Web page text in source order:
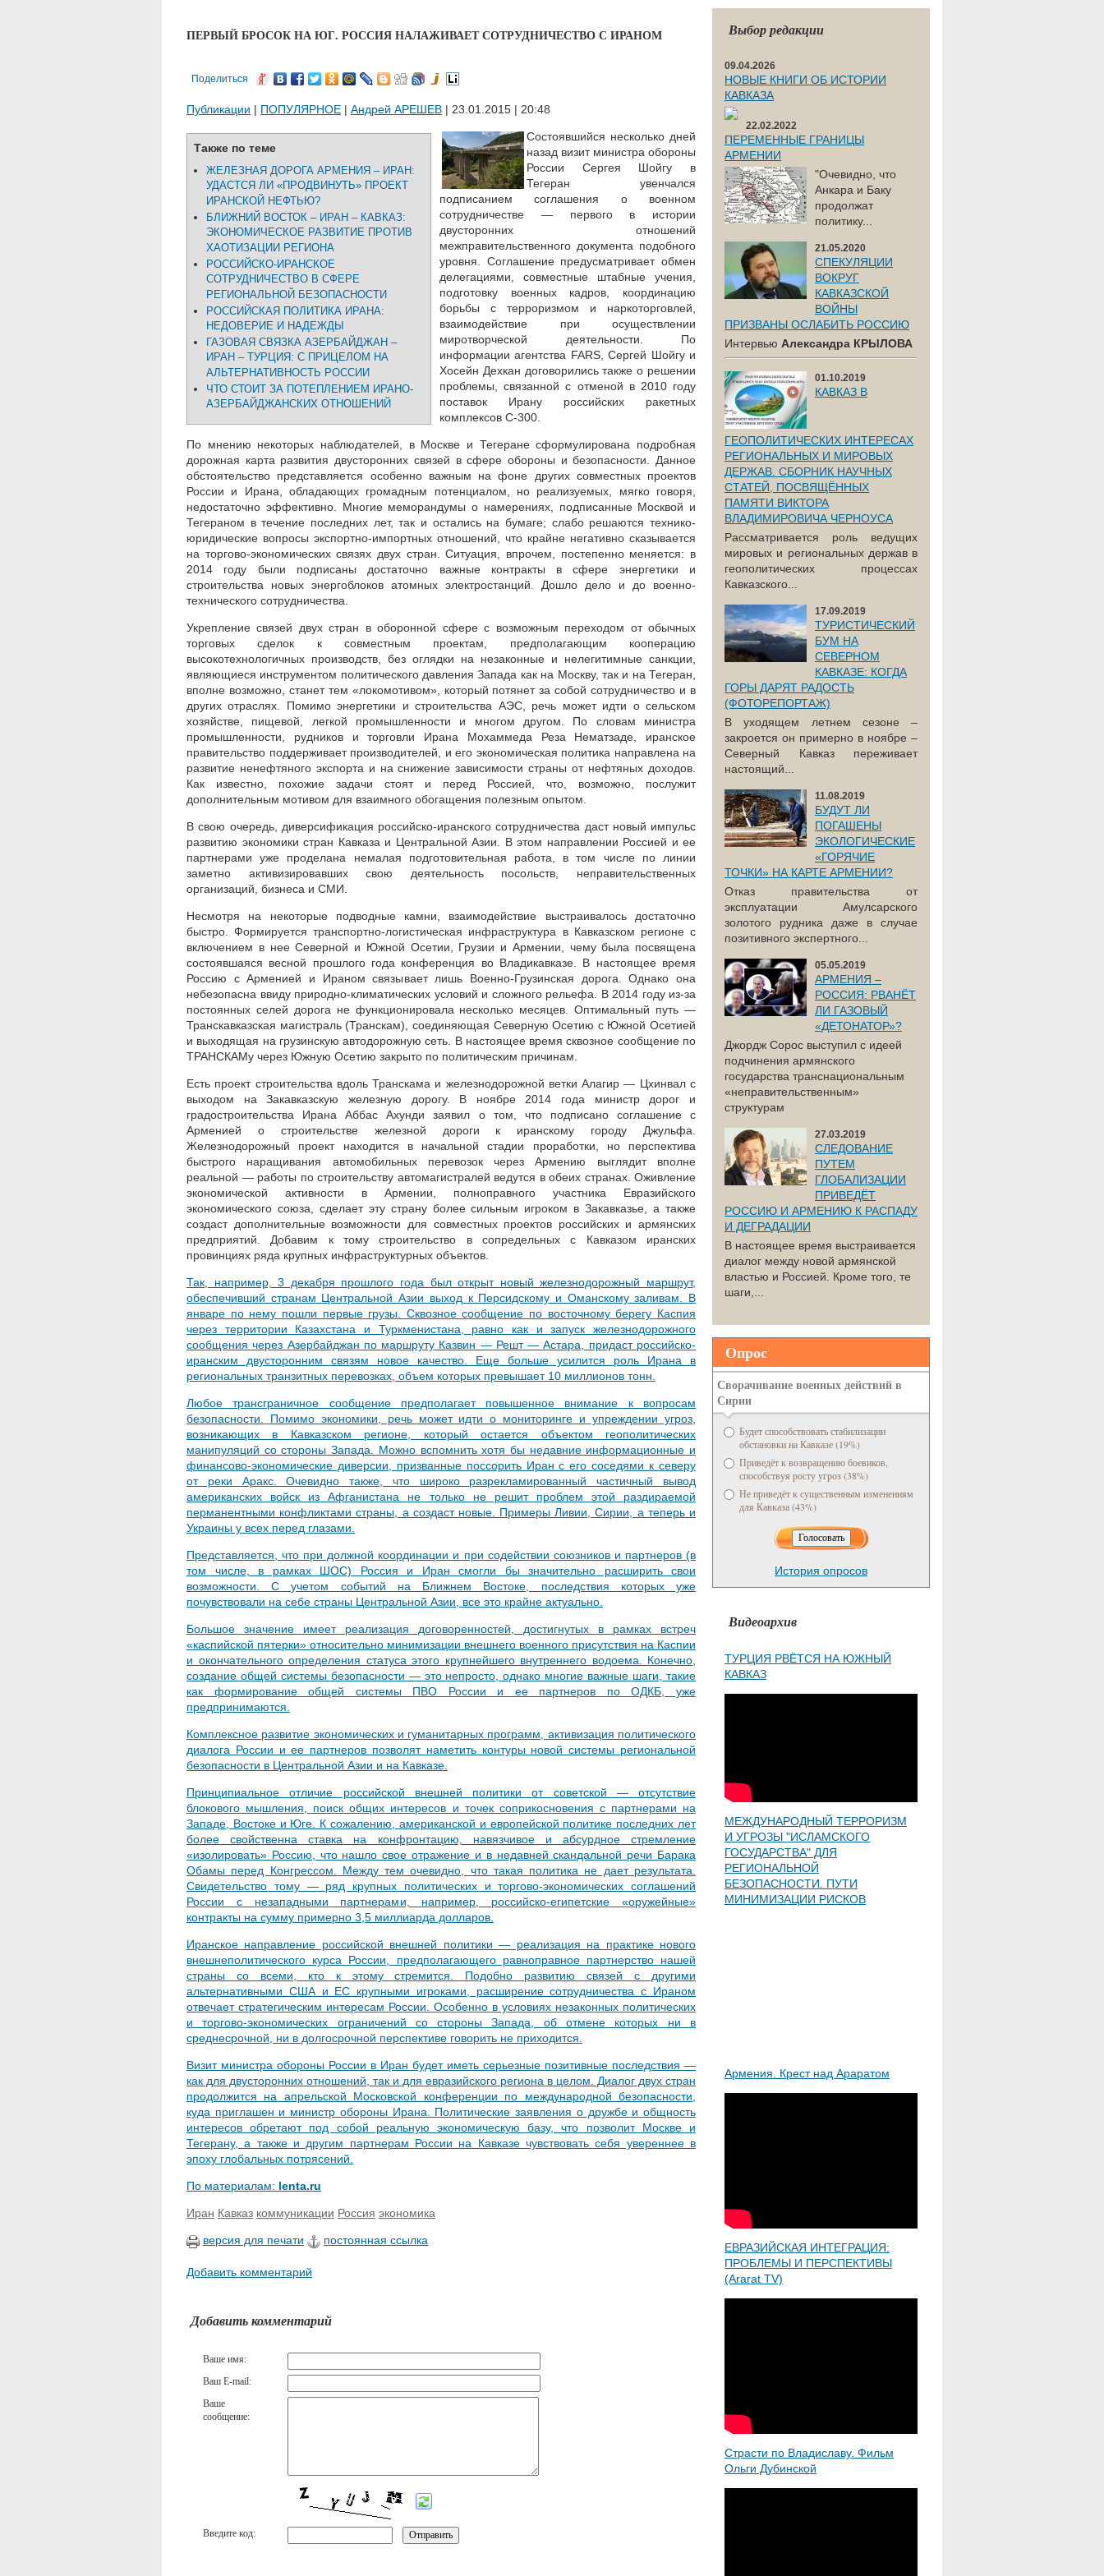
ПЕРВЫЙ БРОСОК НА ЮГ. РОССИЯ НАЛАЖИВАЕТ СОТРУДНИЧЕСТВО С ИРАНОМ
Поделиться
Публикации | ПОПУЛЯРНОЕ | Андрей АРЕШЕВ | 23.01.2015 | 20:48
Также по теме
ЖЕЛЕЗНАЯ ДОРОГА АРМЕНИЯ – ИРАН:
УДАСТСЯ ЛИ «ПРОДВИНУТЬ» ПРОЕКТ
ИРАНСКОЙ НЕФТЬЮ?
БЛИЖНИЙ ВОСТОК – ИРАН – КАВКАЗ:
ЭКОНОМИЧЕСКОЕ РАЗВИТИЕ ПРОТИВ
ХАОТИЗАЦИИ РЕГИОНА
РОССИЙСКО-ИРАНСКОЕ
СОТРУДНИЧЕСТВО В СФЕРЕ
РЕГИОНАЛЬНОЙ БЕЗОПАСНОСТИ
РОССИЙСКАЯ ПОЛИТИКА ИРАНА:
НЕДОВЕРИЕ И НАДЕЖДЫ
ГАЗОВАЯ СВЯЗКА АЗЕРБАЙДЖАН –
ИРАН – ТУРЦИЯ: С ПРИЦЕЛОМ НА
АЛЬТЕРНАТИВНОСТЬ РОССИИ
ЧТО СТОИТ ЗА ПОТЕПЛЕНИЕМ ИРАНО-
АЗЕРБАЙДЖАНСКИХ ОТНОШЕНИЙ
Состоявшийся несколько дней
назад визит министра обороны
России Сергея Шойгу в
Тегеран увенчался
подписанием соглашения о военном
сотрудничестве — первого в истории
двусторонних отношений
межправительственного документа подобного
уровня. Соглашение предусматривает обмен
делегациями, совместные штабные учения,
подготовку военных кадров, координацию
борьбы с терроризмом и наркоторговлей,
взаимодействие при осуществлении
миротворческой деятельности. По
информации агентства FARS, Сергей Шойгу и
Хосейн Дехкан договорились также о решении
проблемы, связанной с отменой в 2010 году
поставок Ирану российских ракетных
комплексов C-300.
По мнению некоторых наблюдателей, в Москве и Тегеране сформулирована подробная
дорожная карта развития двусторонних связей в сфере обороны и безопасности. Данное
обстоятельство представляется особенно важным на фоне других совместных проектов
России и Ирана, обладающих громадным потенциалом, но реализуемых, мягко говоря,
недостаточно эффективно. Многие меморандумы о намерениях, подписанные Москвой и
Тегераном в течение последних лет, так и остались на бумаге; слабо решаются технико-
юридические вопросы экспортно-импортных отношений, что крайне негативно сказывается
на торгово-экономических связях двух стран. Ситуация, впрочем, постепенно меняется: в
2014 году были подписаны достаточно важные контракты в сфере энергетики и
строительства новых энергоблоков атомных электростанций. Дошло дело и до военно-
технического сотрудничества.
Укрепление связей двух стран в оборонной сфере с возможным переходом от обычных
торговых сделок к совместным проектам, предполагающим кооперацию
высокотехнологичных производств, без оглядки на незаконные и нелегитимные санкции,
являющиеся инструментом политического давления Запада как на Москву, так и на Тегеран,
вполне возможно, станет тем «локомотивом», который потянет за собой сотрудничество и в
других отраслях. Помимо энергетики и строительства АЭС, речь может идти о сельском
хозяйстве, пищевой, легкой промышленности и многом другом. По словам министра
промышленности, рудников и торговли Ирана Мохаммеда Реза Нематзаде, иранское
правительство поддерживает производителей, и его экономическая политика направлена на
развитие ненефтяного экспорта и на снижение зависимости страны от нефтяных доходов.
Как известно, похожие задачи стоят и перед Россией, что, возможно, послужит
дополнительным мотивом для взаимного обогащения полезным опытом.
В свою очередь, диверсификация российско-иранского сотрудничества даст новый импульс
развитию экономики стран Кавказа и Центральной Азии. В этом направлении Россией и ее
партнерами уже проделана немалая подготовительная работа, в том числе по линии
заметно активизировавших свою деятельность посольств, неправительственных
организаций, бизнеса и СМИ.
Несмотря на некоторые подводные камни, взаимодействие выстраивалось достаточно
быстро. Формируется транспортно-логистическая инфраструктура в Кавказском регионе с
включением в нее Северной и Южной Осетии, Грузии и Армении, чему была посвящена
состоявшаяся весной прошлого года конференция во Владикавказе. В настоящее время
Россию с Арменией и Ираном связывает лишь Военно-Грузинская дорога. Однако она
небезопасна ввиду природно-климатических условий и сложного рельефа. В 2014 году из-за
постоянных селей дорога не функционировала несколько месяцев. Оптимальный путь —
Транскавказская магистраль (Транскам), соединяющая Северную Осетию с Южной Осетией
и выходящая на грузинскую автодорожную сеть. В настоящее время сквозное сообщение по
ТРАНСКАМу через Южную Осетию закрыто по политическим причинам.
Есть проект строительства вдоль Транскама и железнодорожной ветки Алагир — Цхинвал с
выходом на Закавказскую железную дорогу. В ноябре 2014 года министр дорог и
градостроительства Ирана Аббас Ахунди заявил о том, что подписано соглашение с
Арменией о строительстве железной дороги к иранскому городу Джульфа.
Железнодорожный проект находится в начальной стадии проработки, но перспектива
быстрого наращивания автомобильных перевозок через Армению выглядит вполне
реальной — работы по строительству автомагистралей ведутся в обеих странах. Оживление
экономической активности в Армении, полноправного участника Евразийского
экономического союза, сделает эту страну более сильным игроком в Закавказье, а также
создаст дополнительные возможности для совместных проектов российских и армянских
предприятий. Добавим к тому строительство в сопредельных с Кавказом иранских
провинциях ряда крупных инфраструктурных объектов.
Так, например, 3 декабря прошлого года был открыт новый железнодорожный маршрут,
обеспечивший странам Центральной Азии выход к Персидскому и Оманскому заливам. В
январе по нему пошли первые грузы. Сквозное сообщение по восточному берегу Каспия
через территории Казахстана и Туркменистана, равно как и запуск железнодорожного
сообщения через Азербайджан по маршруту Казвин — Решт — Астара, придаст российско-
иранским двусторонним связям новое качество. Еще больше усилится роль Ирана в
региональных транзитных перевозках, объем которых превышает 10 миллионов тонн.
Любое трансграничное сообщение предполагает повышенное внимание к вопросам
безопасности. Помимо экономики, речь может идти о мониторинге и упреждении угроз,
возникающих в Кавказском регионе, который остается объектом геополитических
манипуляций со стороны Запада. Можно вспомнить хотя бы недавние информационные и
финансово-экономические диверсии, призванные поссорить Иран с его соседями к северу
от реки Аракс. Очевидно также, что широко разрекламированный частичный вывод
американских войск из Афганистана не только не решит проблем этой раздираемой
перманентными конфликтами страны, а создаст новые. Примеры Ливии, Сирии, а теперь и
Украины у всех перед глазами.
Представляется, что при должной координации и при содействии союзников и партнеров (в
том числе, в рамках ШОС) Россия и Иран смогли бы значительно расширить свои
возможности. С учетом событий на Ближнем Востоке, последствия которых уже
почувствовали на себе страны Центральной Азии, все это крайне актуально.
Большое значение имеет реализация договоренностей, достигнутых в рамках встреч
«каспийской пятерки» относительно минимизации внешнего военного присутствия на Каспии
и окончательного определения статуса этого крупнейшего внутреннего водоема. Конечно,
создание общей системы безопасности — это непросто, однако многие важные шаги, такие
как формирование общей системы ПВО России и ее партнеров по ОДКБ, уже
предпринимаются.
Комплексное развитие экономических и гуманитарных программ, активизация политического
диалога России и ее партнеров позволят наметить контуры новой системы региональной
безопасности в Центральной Азии и на Кавказе.
Принципиальное отличие российской внешней политики от советской — отсутствие
блокового мышления, поиск общих интересов и точек соприкосновения с партнерами на
Западе, Востоке и Юге. К сожалению, американской и европейской политике последних лет
более свойственна ставка на конфронтацию, навязчивое и абсурдное стремление
«изолировать» Россию, что нашло свое отражение и в недавней скандальной речи Барака
Обамы перед Конгрессом. Между тем очевидно, что такая политика не дает результата.
Свидетельство тому — ряд крупных политических и торгово-экономических соглашений
России с незападными партнерами, например, российско-египетские «оружейные»
контракты на сумму примерно 3,5 миллиарда долларов.
Иранское направление российской внешней политики — реализация на практике нового
внешнеполитического курса России, предполагающего равноправное партнерство нашей
страны со всеми, кто к этому стремится. Подобно развитию связей с другими
альтернативными США и ЕС крупными игроками, расширение сотрудничества с Ираном
отвечает стратегическим интересам России. Особенно в условиях незаконных политических
и торгово-экономических ограничений со стороны Запада, об отмене которых ни в
среднесрочной, ни в долгосрочной перспективе говорить не приходится.
Визит министра обороны России в Иран будет иметь серьезные позитивные последствия —
как для двусторонних отношений, так и для евразийского региона в целом. Диалог двух стран
продолжится на апрельской Московской конференции по международной безопасности,
куда приглашен и министр обороны Ирана. Политические заявления о дружбе и общность
интересов обретают под собой реальную экономическую базу, что позволит Москве и
Тегерану, а также и другим партнерам России на Кавказе чувствовать себя увереннее в
эпоху глобальных потрясений.
По материалам: lenta.ru
Иран Кавказ коммуникации Россия экономика
версия для печати постоянная ссылка
Добавить комментарий
Добавить комментарий
Ваше имя:
Ваш E-mail:
Ваше
сообщение:
Введите код:
Выбор редакции
09.04.2026
НОВЫЕ КНИГИ ОБ ИСТОРИИ
КАВКАЗА
22.02.2022
ПЕРЕМЕННЫЕ ГРАНИЦЫ
АРМЕНИИ
"Очевидно, что
Анкара и Баку
продолжат
политику...
21.05.2020
СПЕКУЛЯЦИИ
ВОКРУГ
КАВКАЗСКОЙ
ВОЙНЫ
ПРИЗВАНЫ ОСЛАБИТЬ РОССИЮ
Интервью Александра КРЫЛОВА
01.10.2019
КАВКАЗ В
ГЕОПОЛИТИЧЕСКИХ ИНТЕРЕСАХ
РЕГИОНАЛЬНЫХ И МИРОВЫХ
ДЕРЖАВ. СБОРНИК НАУЧНЫХ
СТАТЕЙ, ПОСВЯЩЁННЫХ
ПАМЯТИ ВИКТОРА
ВЛАДИМИРОВИЧА ЧЕРНОУСА
Рассматривается роль ведущих
мировых и региональных держав в
геополитических процессах
Кавказского...
17.09.2019
ТУРИСТИЧЕСКИЙ
БУМ НА
СЕВЕРНОМ
КАВКАЗЕ: КОГДА
ГОРЫ ДАРЯТ РАДОСТЬ
(ФОТОРЕПОРТАЖ)
В уходящем летнем сезоне –
закроется он примерно в ноябре –
Северный Кавказ переживает
настоящий...
11.08.2019
БУДУТ ЛИ
ПОГАШЕНЫ
ЭКОЛОГИЧЕСКИЕ
«ГОРЯЧИЕ
ТОЧКИ» НА КАРТЕ АРМЕНИИ?
Отказ правительства от
эксплуатации Амулсарского
золотого рудника даже в случае
позитивного экспертного...
05.05.2019
АРМЕНИЯ –
РОССИЯ: РВАНЁТ
ЛИ ГАЗОВЫЙ
«ДЕТОНАТОР»?
Джордж Сорос выступил с идеей
подчинения армянского
государства транснациональным
«неправительственным»
структурам
27.03.2019
СЛЕДОВАНИЕ
ПУТЕМ
ГЛОБАЛИЗАЦИИ
ПРИВЕДЁТ
РОССИЮ И АРМЕНИЮ К РАСПАДУ
И ДЕГРАДАЦИИ
В настоящее время выстраивается
диалог между новой армянской
властью и Россией. Кроме того, те
шаги,...
Опрос
Сворачивание военных действий в
Сирии
Будет способствовать стабилизации
обстановки на Кавказе (19%)
Приведёт к возвращению боевиков,
способствуя росту угроз (38%)
Не приведёт к существенным изменениям
для Кавказа (43%)
История опросов
Видеоархив
ТУРЦИЯ РВЁТСЯ НА ЮЖНЫЙ
КАВКАЗ
МЕЖДУНАРОДНЫЙ ТЕРРОРИЗМ
И УГРОЗЫ "ИСЛАМСКОГО
ГОСУДАРСТВА" ДЛЯ
РЕГИОНАЛЬНОЙ
БЕЗОПАСНОСТИ. ПУТИ
МИНИМИЗАЦИИ РИСКОВ
Армения. Крест над Араратом
ЕВРАЗИЙСКАЯ ИНТЕГРАЦИЯ:
ПРОБЛЕМЫ И ПЕРСПЕКТИВЫ
(Ararat TV)
Страсти по Владиславу. Фильм
Ольги Дубинской